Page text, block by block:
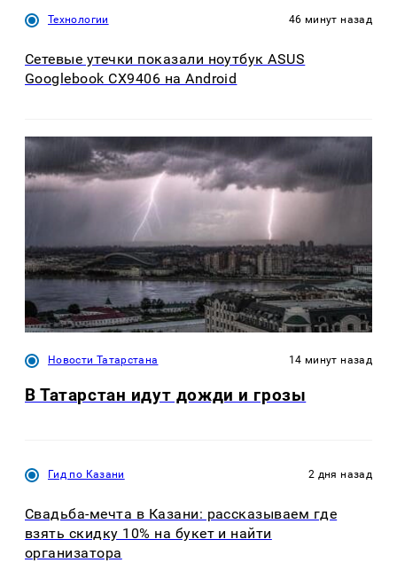
Технологии 46 минут назад
Сетевые утечки показали ноутбук ASUS
Googlebook CX9406 на Android
Новости Татарстана 14 минут назад
В Татарстан идут дожди и грозы
Гид по Казани 2 дня назад
Свадьба-мечта в Казани: рассказываем где
взять скидку 10% на букет и найти
организатора